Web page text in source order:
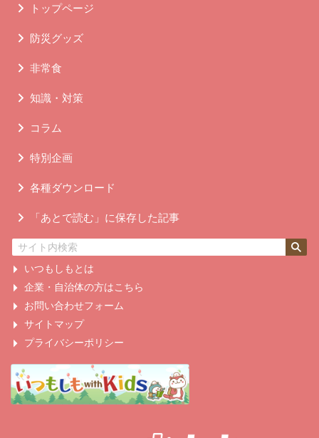
トップページ
防災グッズ
非常食
知識・対策
コラム
特別企画
各種ダウンロード
「あとで読む」に保存した記事
いつもしもとは
企業・自治体の方はこちら
お問い合わせフォーム
サイトマップ
プライバシーポリシー